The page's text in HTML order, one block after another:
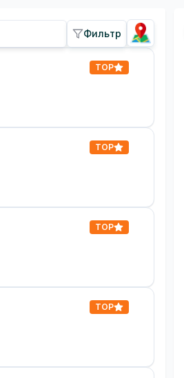
Фильтр
TOP
TOP
TOP
TOP